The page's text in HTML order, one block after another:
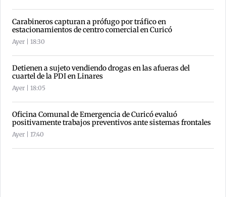
Carabineros capturan a prófugo por tráfico en
estacionamientos de centro comercial en Curicó
Ayer | 18:30
Detienen a sujeto vendiendo drogas en las afueras del
cuartel de la PDI en Linares
Ayer | 18:05
Oficina Comunal de Emergencia de Curicó evaluó
positivamente trabajos preventivos ante sistemas frontales
Ayer | 17:40